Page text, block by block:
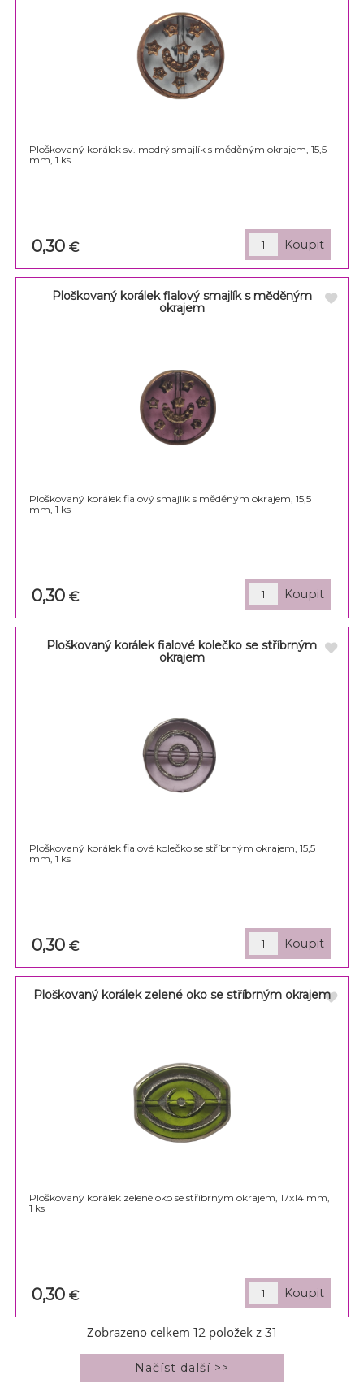
Ploškovaný korálek sv. modrý smajlík s měděným okrajem, 15,5
mm, 1 ks
0,30€
Ploškovaný korálek fialový smajlík s měděným
okrajem
Ploškovaný korálek fialový smajlík s měděným okrajem, 15,5
mm, 1 ks
0,30€
Ploškovaný korálek fialové kolečko se stříbrným
okrajem
Ploškovaný korálek fialové kolečko se stříbrným okrajem, 15,5
mm, 1 ks
0,30€
Ploškovaný korálek zelené oko se stříbrným okrajem
Ploškovaný korálek zelené oko se stříbrným okrajem, 17x14 mm,
1 ks
0,30€
Zobrazeno celkem 12 položek z 31